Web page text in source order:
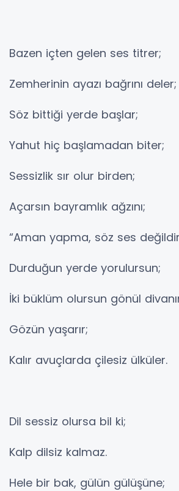
Bazen içten gelen ses titrer;
Zemherinin ayazı bağrını deler;
Söz bittiği yerde başlar;
Yahut hiç başlamadan biter;
Sessizlik sır olur birden;
Açarsın bayramlık ağzını;
“Aman yapma, söz ses
Durduğun yerde yorulursun;
İki büklüm olursun gönül
Gözün yaşarır;
Kalır avuçlarda çilesiz ülküler.
Dil sessiz olursa bil ki;
Kalp dilsiz kalmaz.
Hele bir bak, gülün gülüşüne;